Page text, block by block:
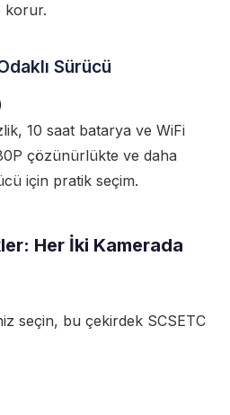
korur.
Sürücü
10 saat batarya ve WiFi
çözünürlükte ve daha
için pratik seçim.
Her İki Kamerada
seçin, bu çekirdek SCSETC